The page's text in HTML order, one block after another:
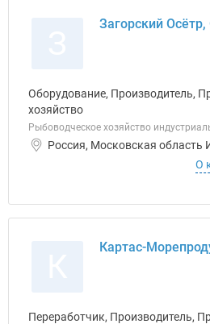
Загорский
Оборудование, Производитель,
хозяйство
Рыбоводческое хозяйство
Россия, Московская область
О
Картас-
Переработчик, Производитель,